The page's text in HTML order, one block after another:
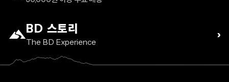
BD 스토리
The BD Experience
›